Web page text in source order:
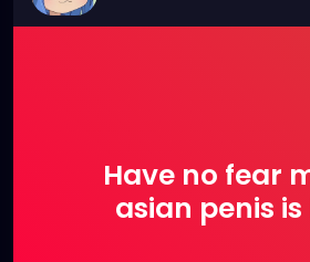
Have no fear
asian penis